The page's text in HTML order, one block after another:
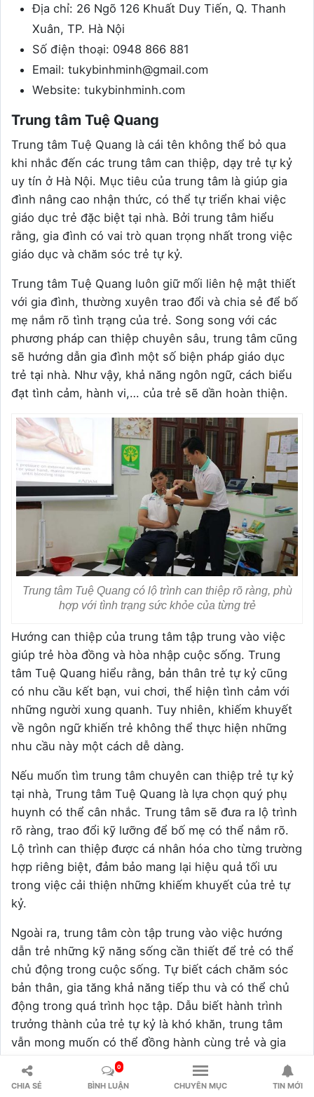
Địa chỉ: 26 Ngõ 126 Khuất Duy Tiến, Q. Thanh
Xuân, TP. Hà Nội
Số điện thoại: 0948 866 881
Email: tukybinhminh@gmail.com
Website: tukybinhminh.com
Trung tâm Tuệ Quang
Trung tâm Tuệ Quang là cái tên không thể bỏ qua
khi nhắc đến các trung tâm can thiệp, dạy trẻ tự kỷ
uy tín ở Hà Nội. Mục tiêu của trung tâm là giúp gia
đình nâng cao nhận thức, có thể tự triển khai việc
giáo dục trẻ đặc biệt tại nhà. Bởi trung tâm hiểu
rằng, gia đình có vai trò quan trọng nhất trong việc
giáo dục và chăm sóc trẻ tự kỷ.
Trung tâm Tuệ Quang luôn giữ mối liên hệ mật thiết
với gia đình, thường xuyên trao đổi và chia sẻ để bố
mẹ nắm rõ tình trạng của trẻ. Song song với các
phương pháp can thiệp chuyên sâu, trung tâm cũng
sẽ hướng dẫn gia đình một số biện pháp giáo dục
trẻ tại nhà. Như vậy, khả năng ngôn ngữ, cách biểu
đạt tình cảm, hành vi,… của trẻ sẽ dần hoàn thiện.
Trung tâm Tuệ Quang có lộ trình can thiệp rõ ràng, phù
hợp với tình trạng sức khỏe của từng trẻ
Hướng can thiệp của trung tâm tập trung vào việc
giúp trẻ hòa đồng và hòa nhập cuộc sống. Trung
tâm Tuệ Quang hiểu rằng, bản thân trẻ tự kỷ cũng
có nhu cầu kết bạn, vui chơi, thể hiện tình cảm với
những người xung quanh. Tuy nhiên, khiếm khuyết
về ngôn ngữ khiến trẻ không thể thực hiện những
nhu cầu này một cách dễ dàng.
Nếu muốn tìm trung tâm chuyên can thiệp trẻ tự kỷ
tại nhà, Trung tâm Tuệ Quang là lựa chọn quý phụ
huynh có thể cân nhắc. Trung tâm sẽ đưa ra lộ trình
rõ ràng, trao đổi kỹ lưỡng để bố mẹ có thể nắm rõ.
Lộ trình can thiệp được cá nhân hóa cho từng trường
hợp riêng biệt, đảm bảo mang lại hiệu quả tối ưu
trong việc cải thiện những khiếm khuyết của trẻ tự
kỷ.
Ngoài ra, trung tâm còn tập trung vào việc hướng
dẫn trẻ những kỹ năng sống cần thiết để trẻ có thể
chủ động trong cuộc sống. Tự biết cách chăm sóc
bản thân, gia tăng khả năng tiếp thu và có thể chủ
động trong quá trình học tập. Dẫu biết hành trình
trưởng thành của trẻ tự kỷ là khó khăn, trung tâm
vẫn mong muốn có thể đồng hành cùng trẻ và gia
đình trên hành trình chông gai này.
Thông tin liên hệ:
CHIA SẺ
0
BÌNH LUẬN CHUYÊN MỤC TIN MỚI